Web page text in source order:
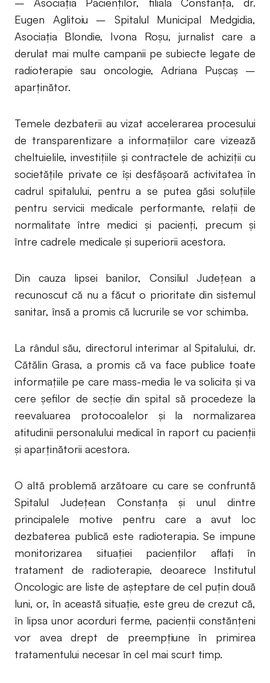
Eugen Aglitoiu – Spitalul Municipal Medgidia,
Asociaţia Blondie, Ivona Roşu, jurnalist care a
derulat mai multe campanii pe subiecte legate de
radioterapie sau oncologie, Adriana Puşcaş –
aparţinător.
Temele dezbaterii au vizat accelerarea procesului
de transparentizare a informaţiilor care vizează
cheltuielile, investiţiile şi contractele de achiziţii cu
societăţile private ce îşi desfăşoară activitatea în
cadrul spitalului, pentru a se putea găsi soluţiile
pentru servicii medicale performante, relaţii de
normalitate între medici şi pacienţi, precum şi
între cadrele medicale şi superiorii acestora.
Din cauza lipsei banilor, Consiliul Judeţean a
recunoscut că nu a făcut o prioritate din sistemul
sanitar, însă a promis că lucrurile se vor schimba.
La rândul său, directorul interimar al Spitalului, dr.
Cătălin Grasa, a promis că va face publice toate
informaţiile pe care mass-media le va solicita şi va
cere şefilor de secţie din spital să procedeze la
reevaluarea protocoalelor şi la normalizarea
atitudinii personalului medical în raport cu pacienţii
şi aparţinătorii acestora.
O altă problemă arzătoare cu care se confruntă
Spitalul Județean Constanța și unul dintre
principalele motive pentru care a avut loc
dezbaterea publică este radioterapia. Se impune
monitorizarea situaţiei pacienţilor aflaţi în
tratament de radioterapie, deoarece Institutul
Oncologic are liste de aşteptare de cel puţin două
luni, or, în această situaţie, este greu de crezut că,
în lipsa unor acorduri ferme, pacienţii constănţeni
vor avea drept de preempţiune în primirea
tratamentului necesar în cel mai scurt timp.